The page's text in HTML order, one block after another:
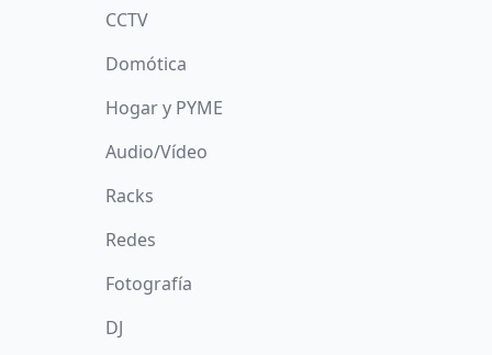
CCTV
Domótica
Hogar y PYME
Audio/Vídeo
Racks
Redes
Fotografía
DJ